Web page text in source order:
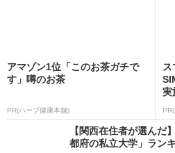
アマゾン1位「このお茶ガチで
す」噂のお茶
PR(ハーブ健康本舗)
実
【関西在住者が選んだ
都府の私立大学」ラン